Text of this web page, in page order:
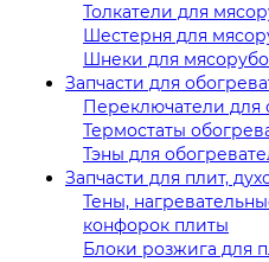
Толкатели для
Шестерня для
Шнеки для
Запчасти для
Переключатели для
Термостаты
Тэны для
Запчасти для плит,
Тены,
конфорок плиты
Блоки розжига для